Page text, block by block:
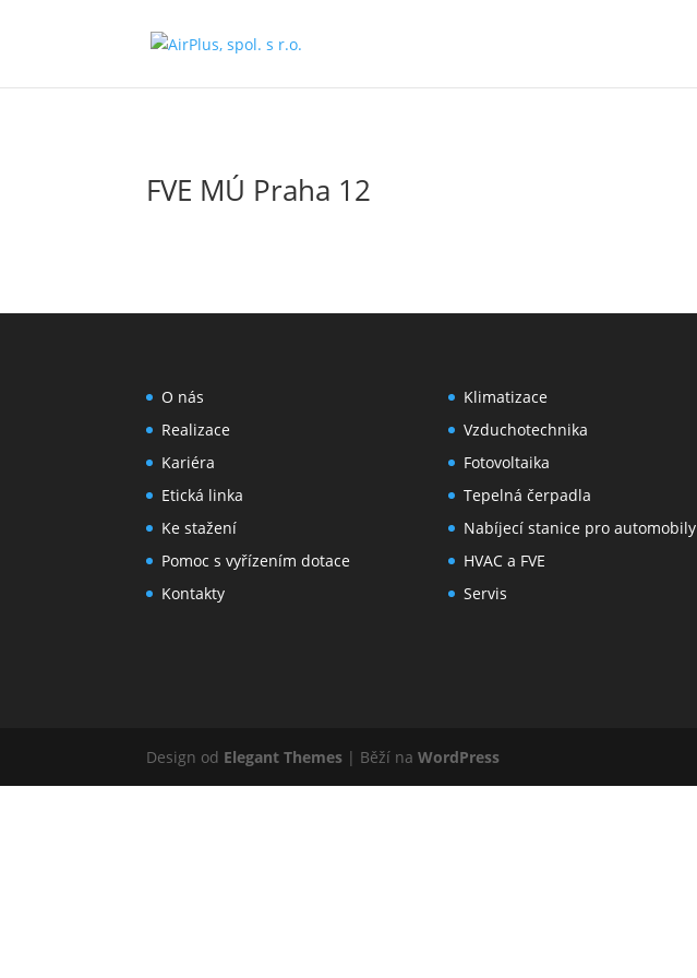
FVE MÚ Praha 12
O nás
Realizace
Kariéra
Etická linka
Ke stažení
Pomoc s vyřízením dotace
Kontakty
Klimatizace
Vzduchotechnika
Fotovoltaika
Tepelná čerpadla
Nabíjecí stanice pro automobily
HVAC a FVE
Servis
Design od Elegant Themes | Běží naWordPress